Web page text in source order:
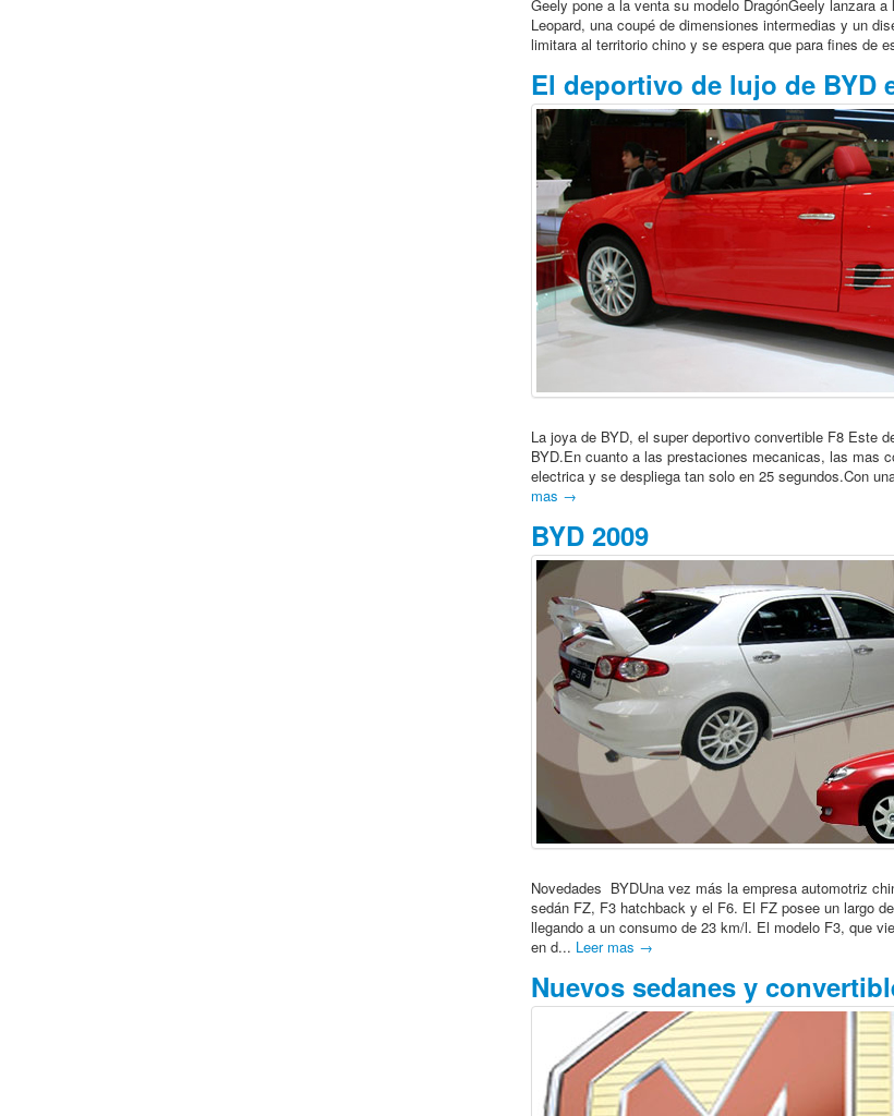
Geely pone a la venta su modelo DragónGeely lanzara
Leopard, una coupé de dimensiones intermedias y un
limitara al territorio chino y se espera que para fines de
El deportivo de lujo de BYD
La joya de BYD, el super deportivo convertible F8 Este
BYD.En cuanto a las prestaciones mecanicas, las mas
electrica y se despliega tan solo en 25 segundos.Con
mas →
BYD 2009
Novedades BYDUna vez más la empresa automotriz
sedán FZ, F3 hatchback y el F6. El FZ posee un largo
llegando a un consumo de 23 km/l. El modelo F3, que
en d... Leer mas →
Nuevos sedanes y